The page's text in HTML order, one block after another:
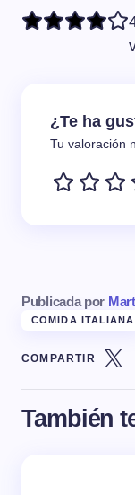
¿Te ha
Tu valoración
Publicada por
COMIDA ITALIANA
COMPARTIR
También